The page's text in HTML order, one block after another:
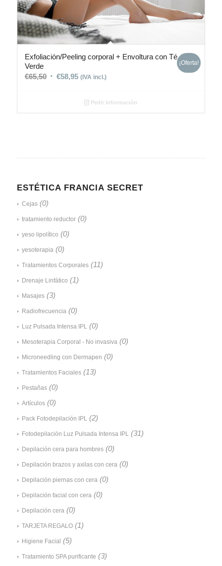
Exfoliación/Peeling corporal + Envoltura con Té
Verde
€65,50 €58,95 (IVA incl.)
¡Oferta!
Pedir información
ESTÉTICA FRANCIA SECRET
Cejas (0)
tratamiento reductor (0)
yeso lipolítico (0)
yesoterapia (0)
Tratamientos Corporales (11)
Drenaje Linfático (1)
Masajes (3)
Radiofrecuencia (0)
Luz Pulsada Intensa IPL (0)
Mesoterapia Corporal - No invasiva (0)
Microneedling con Dermapen (0)
Tratamientos Faciales (13)
Pestañas (0)
Artículos (0)
Pack Fotodepilación IPL (2)
Fotodepilación Luz Pulsada Intensa IPL (31)
Depilación cera para hombres (0)
Depilación brazos y axilas con cera (0)
Depilación piernas con cera (0)
Depilación facial con cera (0)
Depilación cera (0)
TARJETA REGALO (1)
Higiene Facial (5)
Tratamiento SPA purificante (3)